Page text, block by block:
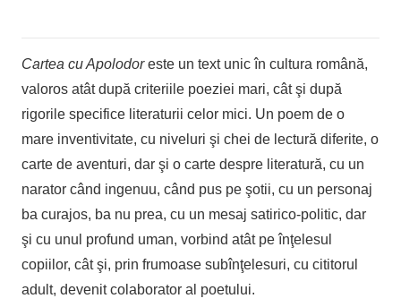
Cartea cu Apolodoreste un text unic în cultura română,
valoros atât după criteriile poeziei mari, cât şi după
rigorile specifice literaturii celor mici. Un poem de o
mare inventivitate, cu niveluri şi chei de lectură diferite, o
carte de aventuri, dar şi o carte despre literatură, cu un
narator când ingenuu, când pus pe şotii, cu un personaj
ba curajos, ba nu prea, cu un mesaj satirico-politic, dar
şi cu unul profund uman, vorbind atât pe înţelesul
copiilor, cât şi, prin frumoase subînţelesuri, cu cititorul
adult, devenit colaborator al poetului.